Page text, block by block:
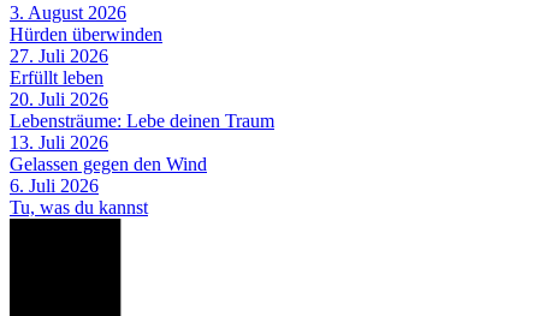
3. August 2026
Hürden überwinden
27. Juli 2026
Erfüllt leben
20. Juli 2026
Lebensträume: Lebe deinen Traum
13. Juli 2026
Gelassen gegen den Wind
6. Juli 2026
Tu, was du kannst